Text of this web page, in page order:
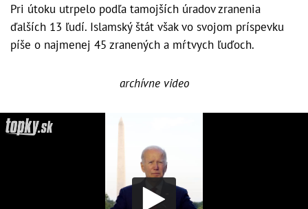
Pri útoku utrpelo podľa tamojších úradov zranenia
ďalších 13 ľudí. Islamský štát však vo svojom príspevku
píše o najmenej 45 zranených a mŕtvych ľuďoch.
archívne video